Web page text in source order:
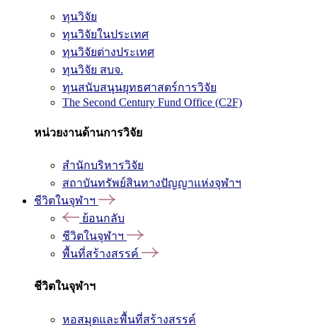
ทุนวิจัย
ทุนวิจัยในประเทศ
ทุนวิจัยต่างประเทศ
ทุนวิจัย สบจ.
ทุนสนับสนุนยุทธศาสตร์การวิจัย
The Second Century Fund Office (C2F)
หน่วยงานด้านการวิจัย
สำนักบริหารวิจัย
สถาบันทรัพย์สินทางปัญญาแห่งจุฬาฯ
ชีวิตในจุฬาฯ
ย้อนกลับ
ชีวิตในจุฬาฯ
พื้นที่สร้างสรรค์
ชีวิตในจุฬาฯ
หอสมุดและพื้นที่สร้างสรรค์